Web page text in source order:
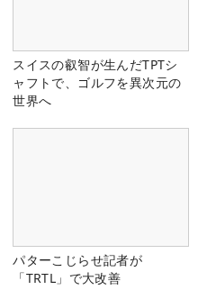
スイスの叡智が生んだTPTシ
ャフトで、ゴルフを異次元の
世界へ
パターこじらせ記者が
「TRTL」で大改善